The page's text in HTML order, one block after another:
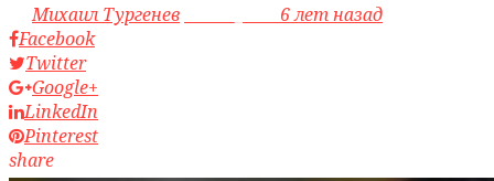
byМихаил Тургенев
6 лет назад
Facebook
Twitter
Google+
LinkedIn
Pinterest
share